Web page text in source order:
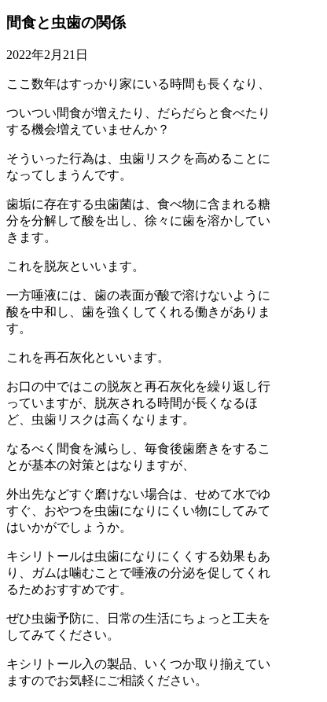
間食と虫歯の関係
2022年2月21日
ここ数年はすっかり家にいる時間も長くなり、
ついつい間食が増えたり、だらだらと食べたり
する機会増えていませんか？
そういった行為は、虫歯リスクを高めることに
なってしまうんです。
歯垢に存在する虫歯菌は、食べ物に含まれる糖
分を分解して酸を出し、徐々に歯を溶かしてい
きます。
これを脱灰といいます。
一方唾液には、歯の表面が酸で溶けないように
酸を中和し、歯を強くしてくれる働きがありま
す。
これを再石灰化といいます。
お口の中ではこの脱灰と再石灰化を繰り返し行
っていますが、脱灰される時間が長くなるほ
ど、虫歯リスクは高くなります。
なるべく間食を減らし、毎食後歯磨きをするこ
とが基本の対策とはなりますが、
外出先などすぐ磨けない場合は、せめて水でゆ
すぐ、おやつを虫歯になりにくい物にしてみて
はいかがでしょうか。
キシリトールは虫歯になりにくくする効果もあ
り、ガムは噛むことで唾液の分泌を促してくれ
るためおすすめです。
ぜひ虫歯予防に、日常の生活にちょっと工夫を
してみてください。
キシリトール入の製品、いくつか取り揃えてい
ますのでお気軽にご相談ください。